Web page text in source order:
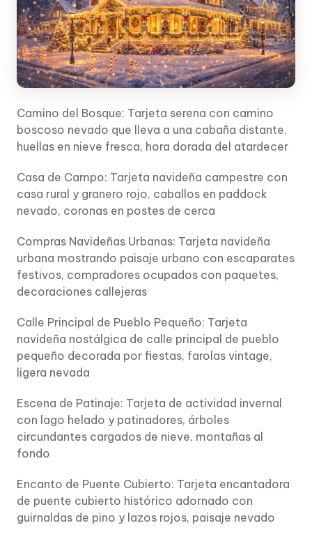
Camino del Bosque: Tarjeta serena con camino
boscoso nevado que lleva a una cabaña distante,
huellas en nieve fresca, hora dorada del atardecer
Casa de Campo: Tarjeta navideña campestre con
casa rural y granero rojo, caballos en paddock
nevado, coronas en postes de cerca
Compras Navideñas Urbanas: Tarjeta navideña
urbana mostrando paisaje urbano con escaparates
festivos, compradores ocupados con paquetes,
decoraciones callejeras
Calle Principal de Pueblo Pequeño: Tarjeta
navideña nostálgica de calle principal de pueblo
pequeño decorada por fiestas, farolas vintage,
ligera nevada
Escena de Patinaje: Tarjeta de actividad invernal
con lago helado y patinadores, árboles
circundantes cargados de nieve, montañas al
fondo
Encanto de Puente Cubierto: Tarjeta encantadora
de puente cubierto histórico adornado con
guirnaldas de pino y lazos rojos, paisaje nevado